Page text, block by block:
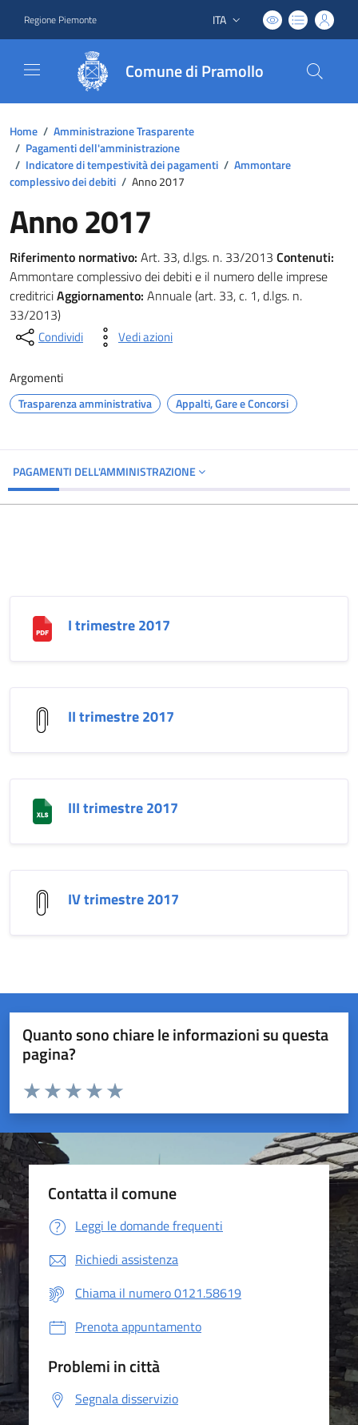
Regione Piemonte Lingua attiva:
ITA
Comune di Pramollo
Home / Amministrazione Trasparente
/ Pagamenti dell'amministrazione
/ Indicatore di tempestività dei pagamenti / Ammontare
complessivo dei debiti / Anno 2017
Anno 2017
Riferimento normativo: Art. 33, d.lgs. n. 33/2013 Contenuti:
Ammontare complessivo dei debiti e il numero delle imprese
creditriciAggiornamento: Annuale (art. 33, c. 1, d.lgs. n.
33/2013)
Condividi Vedi azioni
Argomenti
Trasparenza amministrativa Appalti, Gare e Concorsi
PAGAMENTI DELL'AMMINISTRAZIONE
I trimestre 2017
II trimestre 2017
III trimestre 2017
IV trimestre 2017
Quanto sono chiare le informazioni su questa
pagina?
Valuta da 1 a 5 stelle la pagina
Valuta 5 stelle su 5
Valuta 4 stelle su 5
Valuta 3 stelle su 5
Valuta 2 stelle su 5
Valuta 1 stelle su 5
Contatta il comune
Leggi le domande frequenti
Richiedi assistenza
Chiama il numero 0121.58619
Prenota appuntamento
Problemi in città
Segnala disservizio